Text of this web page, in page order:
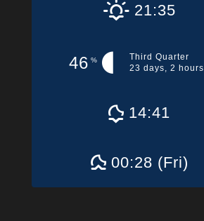
21:35
46 %
Third Quarter
23 days, 2 hours
14:41
00:28 (Fri)